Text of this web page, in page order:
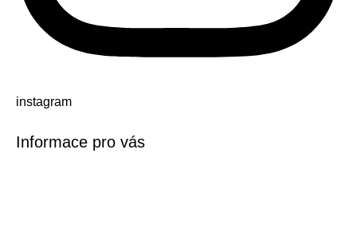
instagram
Informace pro vás